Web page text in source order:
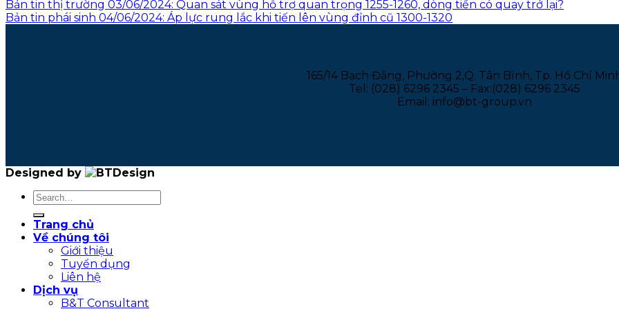
Bản tin thị trường 03/06/2024: Quan sát vùng hỗ trợ quan trọng 1255-1260, dòng tiền có quay trở lại?
Bản tin phái sinh 04/06/2024: Áp lực rung lắc khi tiến lên vùng đỉnh cũ 1300-1320
165/14 Bạch Đằng, Phường 2,Q. Tân Bình, Tp. Hồ Chí
Tel: (028) 6296 2345 – Fax:(028) 6296 2345
Email: info@bt-group.vn
Designed by
Trang chủ
Về chúng tôi
Giới thiệu
Tuyển dụng
Liên hệ
Dịch vụ
B&T Consultant